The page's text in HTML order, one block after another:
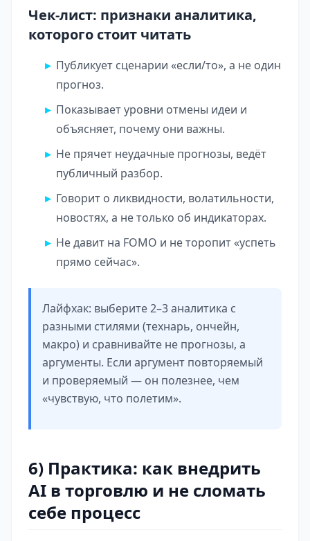
Чек-лист: признаки аналитика,
которого стоит читать
Публикует сценарии «если/то», а не один
прогноз.
Показывает уровни отмены идеи и
объясняет, почему они важны.
Не прячет неудачные прогнозы, ведёт
публичный разбор.
Говорит о ликвидности, волатильности,
новостях, а не только об индикаторах.
Не давит на FOMO и не торопит «успеть
прямо сейчас».
Лайфхак: выберите 2–3 аналитика с
разными стилями (технарь, ончейн,
макро) и сравнивайте не прогнозы, а
аргументы. Если аргумент повторяемый
и проверяемый — он полезнее, чем
«чувствую, что полетим».
6) Практика: как внедрить
AI в торговлю и не сломать
себе процесс